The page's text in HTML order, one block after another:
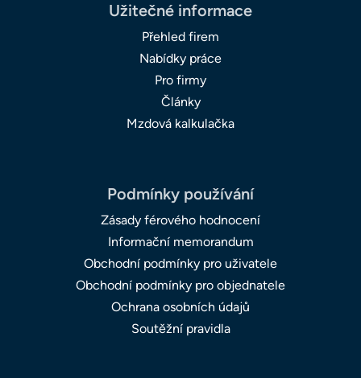
Užitečné informace
Přehled firem
Nabídky práce
Pro firmy
Články
Mzdová kalkulačka
Podmínky používání
Zásady férového hodnocení
Informační memorandum
Obchodní podmínky pro uživatele
Obchodní podmínky pro objednatele
Ochrana osobních údajů
Soutěžní pravidla